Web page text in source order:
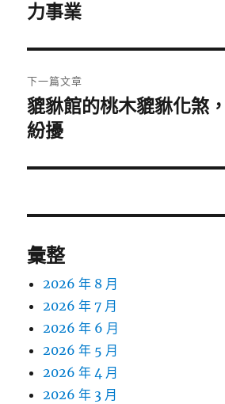
導
覽
一
文
章:
力事業
下一篇文章
下
一
文
貔貅館的桃木貔貅化煞
紛擾
彙整
2026 年 8 月
2026 年 7 月
2026 年 6 月
2026 年 5 月
2026 年 4 月
2026 年 3 月